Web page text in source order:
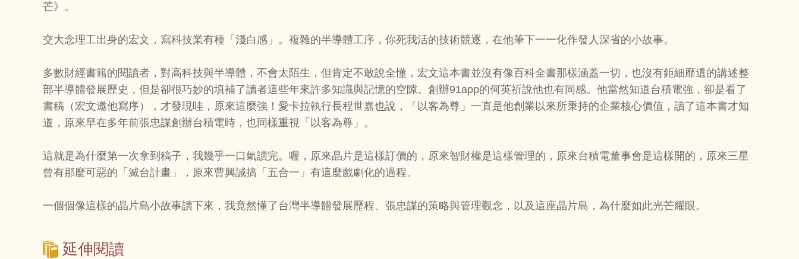
芒》。
交大念理工出身的宏文，寫科技業有種「淺白感」。複雜的半導體工序，你死我活的技術競逐，在他筆下一一化作發人深省的小故事。
多數財經書籍的閱讀者，對高科技與半導體，不會太陌生，但肯定不敢說全懂，宏文這本書並沒有像百科全書那樣涵蓋一切，也沒有鉅細靡遺的講述整
部半導體發展歷史，但是卻很巧妙的填補了讀者這些年來許多知識與記憶的空隙。創辦91app的何英祈說他也有同感。他當然知道台積電強，卻是看了
書稿（宏文邀他寫序），才發現哇，原來這麼強！愛卡拉執行長程世嘉也說，「以客為尊」一直是他創業以來所秉持的企業核心價值，讀了這本書才知
道，原來早在多年前張忠謀創辦台積電時，也同樣重視「以客為尊」。
這就是為什麼第一次拿到稿子，我幾乎一口氣讀完。喔，原來晶片是這樣訂價的，原來智財權是這樣管理的，原來台積電董事會是這樣開的，原來三星
曾有那麼可惡的「滅台計畫」，原來曹興誠搞「五合一」有這麼戲劇化的過程。
一個個像這樣的晶片島小故事讀下來，我竟然懂了台灣半導體發展歷程、張忠謀的策略與管理觀念，以及這座晶片島，為什麼如此光芒耀眼。
延伸閱讀